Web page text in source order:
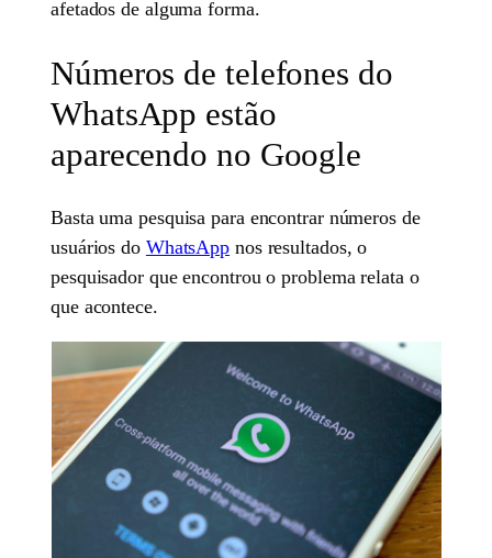
afetados de alguma forma.
Números de telefones do
WhatsApp estão
aparecendo no Google
Basta uma pesquisa para encontrar números de
usuários do WhatsApp nos resultados, o
pesquisador que encontrou o problema relata o
que acontece.